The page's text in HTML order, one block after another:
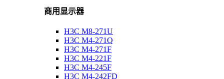
商用显示器
H3C M8-271U
H3C M4-271Q
H3C M4-271F
H3C M4-221F
H3C M4-245F
H3C M4-242FD